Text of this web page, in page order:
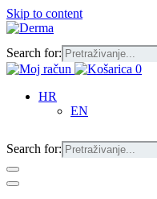
Skip to content
Main
Navigation
Search for:
0
HR
EN
Search for: